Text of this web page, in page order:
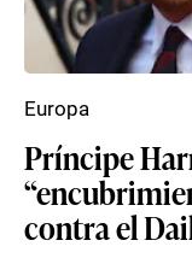
Príncipe
contra el
Europa